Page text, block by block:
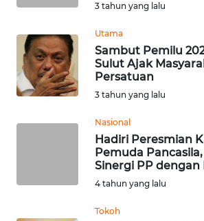
3 tahun yang lalu
Utama
Sambut Pemilu
Sulut Ajak
Persatuan
3 tahun yang lalu
Nasional
Hadiri Peresmian
Pemuda
Sinergi PP dengan
4 tahun yang lalu
Tokoh
SULTENG
WN
SULBAR